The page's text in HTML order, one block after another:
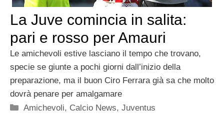
La Juve comincia in salita:
pari e rosso per Amauri
Le amichevoli estive lasciano il tempo che trovano,
specie se giunte a pochi giorni dall’inizio della
preparazione, ma il buon Ciro Ferrara già sa che molto
dovrà penare per amalgamare
Categorie
Amichevoli, Calcio News,Juventus